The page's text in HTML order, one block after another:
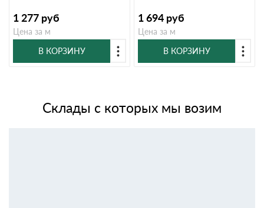
1 277 руб
Цена за м
В КОРЗИНУ
1 694 руб
Цена за м
В КОРЗИНУ
Склады с которых мы возим